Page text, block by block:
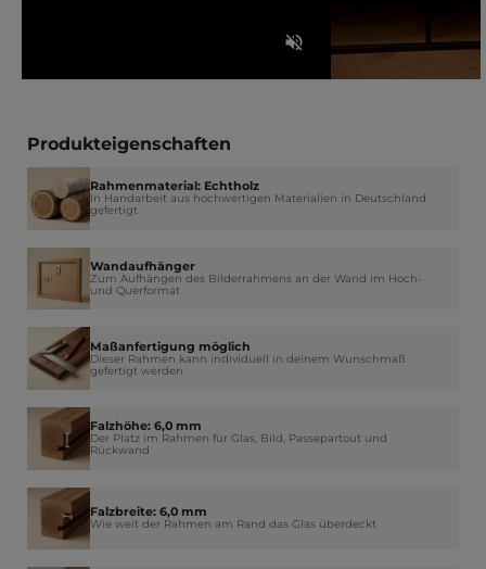
Produkteigenschaften
Rahmenmaterial: Echtholz
In Handarbeit aus hochwertigen Materialien in Deutschland
gefertigt
Wandaufhänger
Zum Aufhängen des Bilderrahmens an der Wand im Hoch-
und Querformat
Maßanfertigung möglich
Dieser Rahmen kann individuell in deinem Wunschmaß
gefertigt werden
Falzhöhe: 6,0 mm
Der Platz im Rahmen für Glas, Bild, Passepartout und
Rückwand
Falzbreite: 6,0 mm
Wie weit der Rahmen am Rand das Glas überdeckt